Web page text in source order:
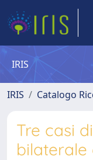
IRIS
IRIS Catalogo
Tre casi
bilaterale